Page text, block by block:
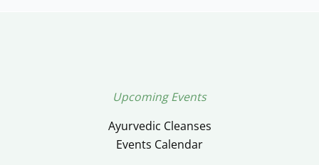
Upcoming Events
Ayurvedic Cleanses
Events Calendar